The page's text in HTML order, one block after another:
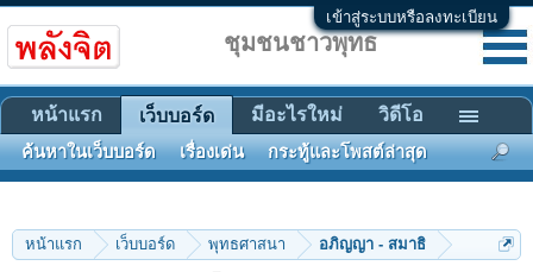
เข้าสู่ระบบหรือลงทะเบียน
หน้าแรก เว็บบอร์ด พุทธศาสนา อภิญญา - สมาธิ
1 2 3 4 ถัดไป >
ชุมชนชาวพุทธ
หน้าแรก เว็บบอร์ด
ค้นหาในเว็บบอร์ด เรื่องเด่น กระทู้และโพสต์ล่าสุด
มีอะไรใหม่ วิดีโอ